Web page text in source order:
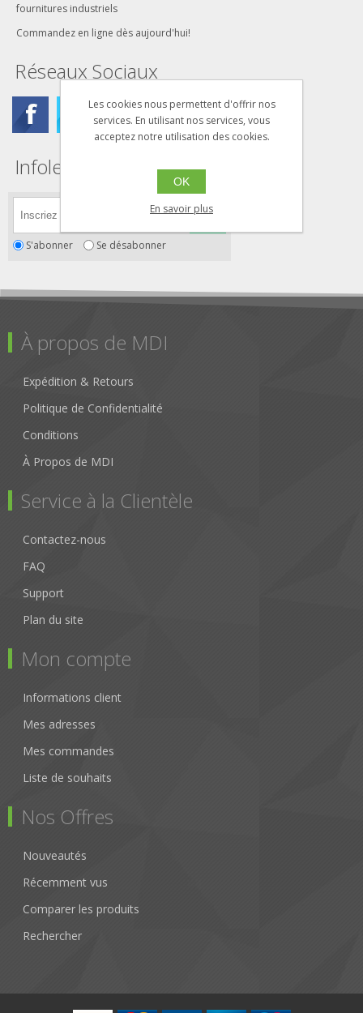
fournitures industriels
Commandez en ligne dès aujourd'hui!
Réseaux Sociaux
Infolettre
S'abonner Se désabonner
À propos de MDI
Expédition & Retours
Politique de Confidentialité
Conditions
À Propos de MDI
Service à la Clientèle
Contactez-nous
FAQ
Support
Plan du site
Mon compte
Informations client
Mes adresses
Mes commandes
Liste de souhaits
Nos Offres
Nouveautés
Récemment vus
Comparer les produits
Rechercher
Les cookies nous permettent d'offrir nos
services. En utilisant nos services, vous
acceptez notre utilisation des cookies.
OK
En savoir plus